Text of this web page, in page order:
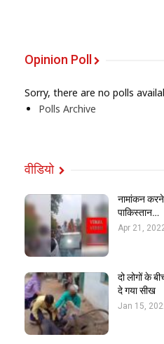
Opinion Poll
Sorry, there are no polls
Polls Archive
वीडियो
नामांकन
पाकिस्तान…
Apr 21,
दो लोगों के
दे गया सीख
Jan 15,